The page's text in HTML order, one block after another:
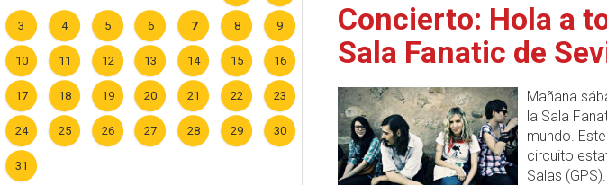
3 4 5 6 7 8 9
10 11 12 13 14 15 16
17 18 19 20 21 22 23
24 25 26 27 28 29 30
31
Concierto: Hola a
Sala Fanatic de
Mañana
la Sala
mundo.
circuito
Salas